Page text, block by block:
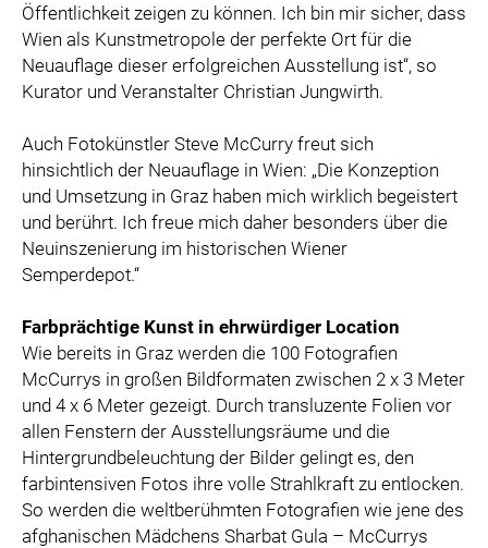
Öffentlichkeit zeigen zu können. Ich bin mir sicher, dass
Wien als Kunstmetropole der perfekte Ort für die
Neuauflage dieser erfolgreichen Ausstellung ist“, so
Kurator und Veranstalter Christian Jungwirth.
Auch Fotokünstler Steve McCurry freut sich
hinsichtlich der Neuauflage in Wien: „Die Konzeption
und Umsetzung in Graz haben mich wirklich begeistert
und berührt. Ich freue mich daher besonders über die
Neuinszenierung im historischen Wiener
Semperdepot.“
Farbprächtige Kunst in ehrwürdiger Location
Wie bereits in Graz werden die 100 Fotografien
McCurrys in großen Bildformaten zwischen 2 x 3 Meter
und 4 x 6 Meter gezeigt. Durch transluzente Folien vor
allen Fenstern der Ausstellungsräume und die
Hintergrundbeleuchtung der Bilder gelingt es, den
farbintensiven Fotos ihre volle Strahlkraft zu entlocken.
So werden die weltberühmten Fotografien wie jene des
afghanischen Mädchens Sharbat Gula – McCurrys